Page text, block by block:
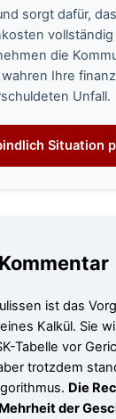
sorgt dafür,
die
Ihre
Unfall.
Situation
ist das
Kalkül. Sie
Tabelle vor
trotzdem
Die
der